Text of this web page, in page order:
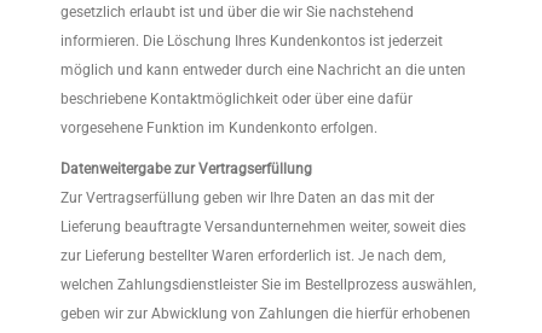
gesetzlich erlaubt ist und über die wir Sie nachstehend
informieren. Die Löschung Ihres Kundenkontos ist jederzeit
möglich und kann entweder durch eine Nachricht an die unten
beschriebene Kontaktmöglichkeit oder über eine dafür
vorgesehene Funktion im Kundenkonto erfolgen.
Datenweitergabe zur Vertragserfüllung
Zur Vertragserfüllung geben wir Ihre Daten an das mit der
Lieferung beauftragte Versandunternehmen weiter, soweit dies
zur Lieferung bestellter Waren erforderlich ist. Je nach dem,
welchen Zahlungsdienstleister Sie im Bestellprozess auswählen,
geben wir zur Abwicklung von Zahlungen die hierfür erhobenen